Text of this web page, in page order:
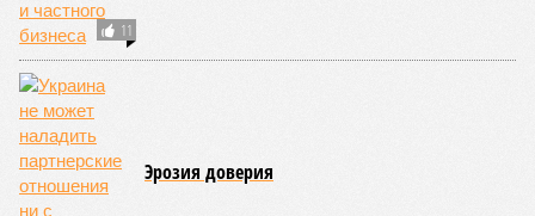
частности, клетки печени: они с радостью заменят старые,
процветая бесконечно долго. С другой стороны, клетки
миокарда (среднего слоя сердечной мышцы) и нейроны
(клетки головного мозга) гораздо более подвержены
мутациям: если их функция деления и размножения
утрачена, восстановить её невозможно. Когда они
перестают функционировать, отказывают сердце и мозг,
что, разумеется, приводит к смерти. Авторы исследования
называют эти типы клеток «критическими точками